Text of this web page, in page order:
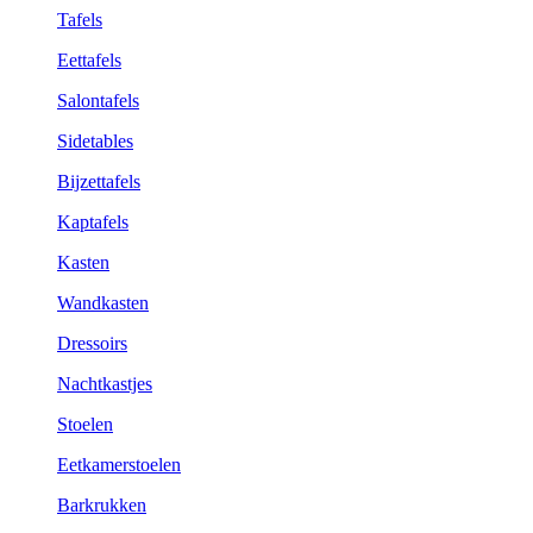
Tafels
Eettafels
Salontafels
Sidetables
Bijzettafels
Kaptafels
Kasten
Wandkasten
Dressoirs
Nachtkastjes
Stoelen
Eetkamerstoelen
Barkrukken